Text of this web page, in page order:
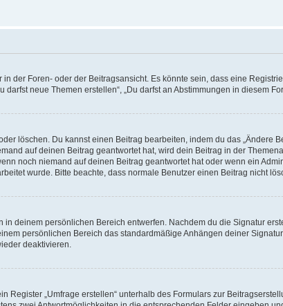
der Foren- oder der Beitragsansicht. Es könnte sein, dass eine
neue Themen erstellen“, „Du darfst an Abstimmungen in diesem
löschen. Du kannst einen Beitrag bearbeiten, indem du das „Ändere
auf deinen Beitrag geantwortet hat, wird dein Beitrag in der
noch niemand auf deinen Beitrag geantwortet hat oder wenn ein
wurde. Bitte beachte, dass normale Benutzer einen Beitrag nicht
deinem persönlichen Bereich entwerfen. Nachdem du die Signatur
persönlichen Bereich das standardmäßige Anhängen deiner
deaktivieren.
„Umfrage erstellen“ unterhalb des Formulars zur